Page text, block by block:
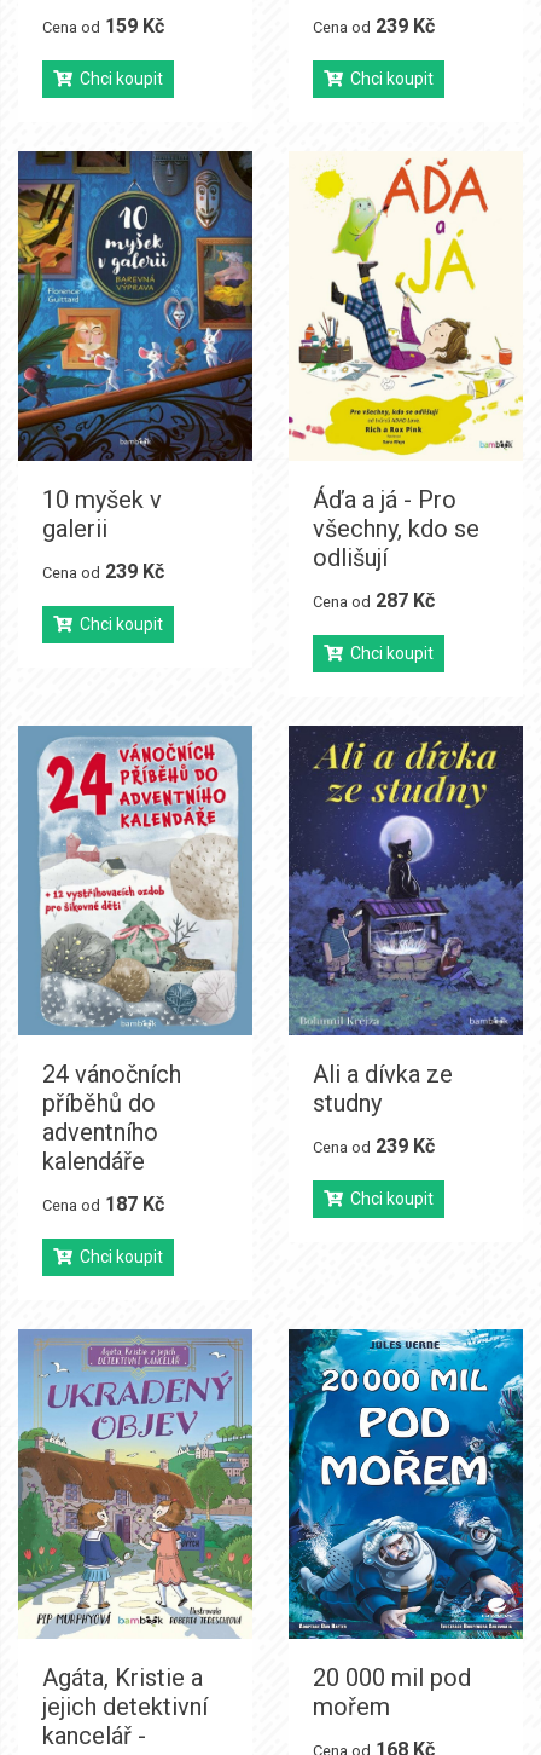
Cena od 159 Kč
Chci koupit
Cena od 239 Kč
Chci koupit
10 myšek v
galerii
Cena od 239 Kč
Chci koupit
Áďa a já - Pro
všechny, kdo se
odlišují
Cena od 287 Kč
Chci koupit
24 vánočních
příběhů do
adventního
kalendáře
Cena od 187 Kč
Chci koupit
Ali a dívka ze
studny
Cena od 239 Kč
Chci koupit
Agáta, Kristie a
jejich detektivní
kancelář -
20 000 mil pod
mořem
Cena od 168 Kč